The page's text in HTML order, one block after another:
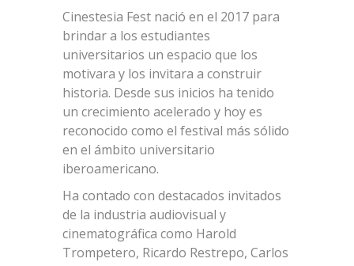
Cinestesia Fest nació en el 2017 para
brindar a los estudiantes
universitarios un espacio que los
motivara y los invitara a construir
historia. Desde sus inicios ha tenido
un crecimiento acelerado y hoy es
reconocido como el festival más sólido
en el ámbito universitario
iberoamericano.
Ha contado con destacados invitados
de la industria audiovisual y
cinematográfica como Harold
Trompetero, Ricardo Restrepo, Carlos